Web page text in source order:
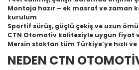
Montaja hazır – ek masraf ve zaman
kurulum
Sportif sürüş, güçlü çekiş ve uzun
CTN Otomotiv kalitesiyle uygun fiyat
Mersin stoktan tüm Türkiye’ye hızlı
NEDEN CTN